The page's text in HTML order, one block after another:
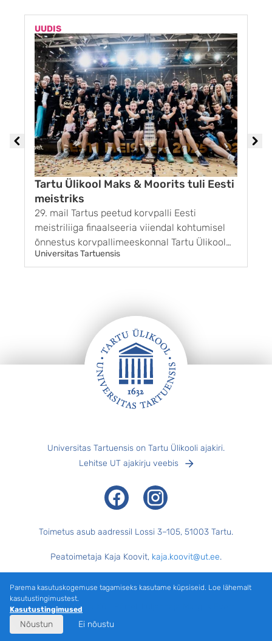
UUDIS
Tartu Ülikool Maks & Moorits tuli Eesti
meistriks
29. mail Tartus peetud korvpalli Eesti
meistriliiga finaalseeria viiendal kohtumisel
õnnestus korvpallimeeskonnal Tartu Ülikool
Maks & Moorits võita BC Kalev/Cramo
Universitas Tartuensis
Universitas Tartuensis on Tartu Ülikooli ajakiri.
Lehitse UT ajakirju veebis
FacebookInstagram
Toimetus asub aadressil Lossi 3–105, 51003 Tartu.
Peatoimetaja Kaja Koovit, kaja.koovit@ut.ee.
Keeletoimetaja Külli Pärtel, küljendaja Margus Evert.
Parema kasutuskogemuse tagamiseks kasutame küpsiseid. Loe lähemalt
kasutustingimustest.
Kasutustingimused
Nõustun Ei nõustu